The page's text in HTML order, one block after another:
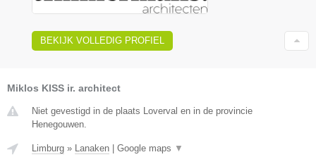
BEKIJK VOLLEDIG PROFIEL
Miklos KISS ir. architect
Niet gevestigd in de plaats Loverval en in de provincie
Henegouwen.
Limburg » Lanaken Google maps ▼